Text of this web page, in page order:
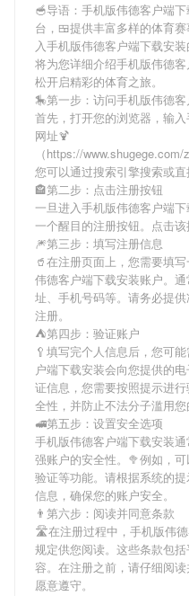
🥣导语： 手机版伟德客户端
台，🍱提供丰富多样的体育
入手机版伟德客户端下载安装
将为您详细介绍手机版伟德
松开启精彩的体育之旅。
🎠第一步：访问手机版伟德
首先，打开您的浏览器，输入
网址🍹
（https://
您可以通过搜索引擎搜索或直
🏤第二步：点击注册按钮
一旦进入手机版伟德客户端
一个醒目的注册按钮。点击
🎆第三步：填写注册信息
🥤在注册页面上，您需要填
伟德客户端下载安装账户。
址、手机号码等。请务必提
注册。
⛺️第四步：验证账户
🥄填写完个人信息后，您可能
户端下载安装会向您提供的
证信息，您需要按照提示进
全性，并防止不法分子滥用您
🚅第五步：设置安全选项
手机版伟德客户端下载安装
强账户的安全性。🥦例如，
验证等功能。请根据系统的
信息，确保您的账户安全。
👨第六步：阅读并同意条款
🛣在注册过程中， 手机版伟
规定供您阅读。这些条款包
容。在注册之前，请仔细阅
愿意遵守。